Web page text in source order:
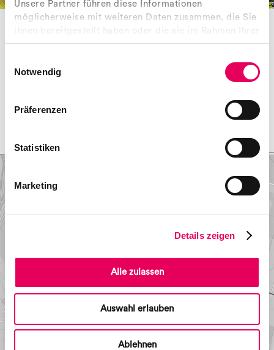
Unsere Partner führen diese Informationen
möglicherweise mit weiteren Daten zusammen, die Sie
ihnen bereitgestellt haben oder die sie im Rahmen Ihrer
Nutzung der Dienste gesammelt haben.
Notwendig
Präferenzen
Statistiken
Marketing
Details zeigen
Alle zulassen
Auswahl erlauben
Ablehnen
GLOCKE
der Spaziergang enden oder wieder von neuem beginnen – in die
andere Richtung.
Nächstes Objekt >